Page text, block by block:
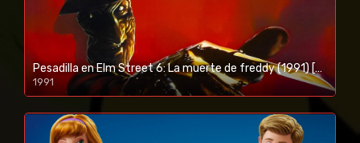
Pesadilla en Elm Street 6: La muerte de freddy (1991) [BR-RIP] [HD-1080p]
1991